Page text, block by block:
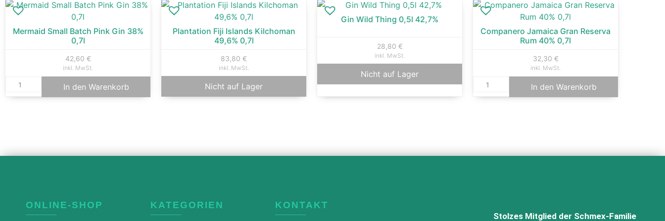
Mermaid Small Batch Pink Gin 38%
0,7l
42,60 €
inkl. MwSt.
In den Warenkorb
Plantation Fiji Islands Kilchoman
49,6% 0,7l
83,80 €
inkl. MwSt.
Nicht auf Lager
Gin Wild Thing 0,5l 42,7%
28,80 €
inkl. MwSt.
Nicht auf Lager
Companero Jamaica Gran Reserva
Rum 40% 0,7l
32,30 €
inkl. MwSt.
In den Warenkorb
ONLINE-SHOP KATEGORIEN KONTAKT
Stolzes Mitglied der Schmex-Familie